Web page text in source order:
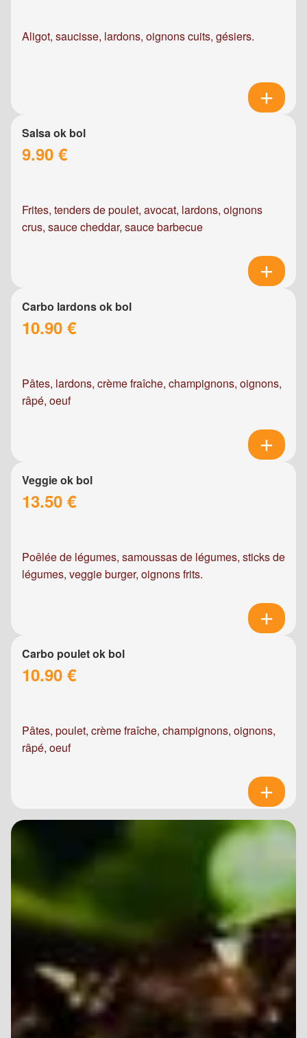
Aligot, saucisse, lardons, oignons cuits, gésiers.
Salsa ok bol
9.90 €
Frites, tenders de poulet, avocat, lardons, oignons
crus, sauce cheddar, sauce barbecue
Carbo lardons ok bol
10.90 €
Pâtes, lardons, crème fraîche, champignons, oignons,
râpé, oeuf
Veggie ok bol
13.50 €
Poêlée de légumes, samoussas de légumes, sticks de
légumes, veggie burger, oignons frits.
Carbo poulet ok bol
10.90 €
Pâtes, poulet, crème fraîche, champignons, oignons,
râpé, oeuf